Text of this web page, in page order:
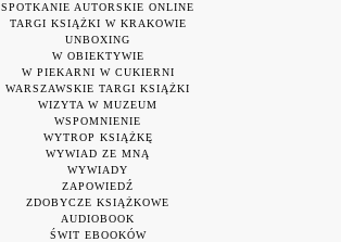
SPOTKANIE AUTORSKIE ONLINE
TARGI KSIĄŻKI W KRAKOWIE
UNBOXING
W OBIEKTYWIE
W PIEKARNI W CUKIERNI
WARSZAWSKIE TARGI KSIĄŻKI
WIZYTA W MUZEUM
WSPOMNIENIE
WYTROP KSIĄŻKĘ
WYWIAD ZE MNĄ
WYWIADY
ZAPOWIEDŹ
ZDOBYCZE KSIĄŻKOWE
AUDIOBOOK
ŚWIT EBOOKÓW